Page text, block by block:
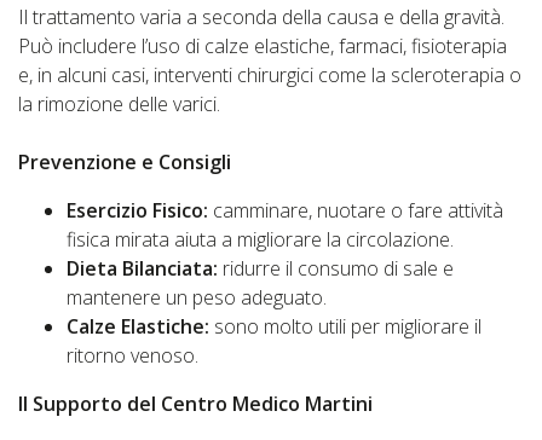
Il trattamento varia a seconda della causa e della gravità.
Può includere l’uso di calze elastiche, farmaci, fisioterapia
e, in alcuni casi, interventi chirurgici come la scleroterapia o
la rimozione delle varici.
Prevenzione e Consigli
Esercizio Fisico: camminare, nuotare o fare attività
fisica mirata aiuta a migliorare la circolazione.
Dieta Bilanciata: ridurre il consumo di sale e
mantenere un peso adeguato.
Calze Elastiche: sono molto utili per migliorare il
ritorno venoso.
Il Supporto del Centro Medico Martini